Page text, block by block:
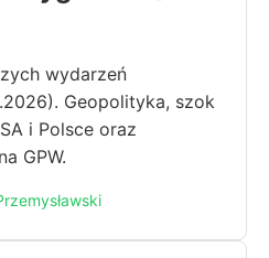
wydarzeń
Geopolityka, szok
i Polsce oraz
GPW.